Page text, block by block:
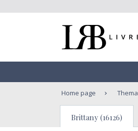
Home page
Brittany (16126)